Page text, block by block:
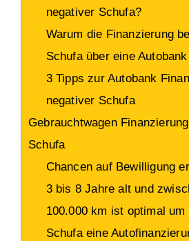
negativer Schufa?
Warum die Finanzierung
Schufa über eine
3 Tipps zur Autobank
negativer Schufa
Gebrauchtwagen
Schufa
Chancen auf Bewilligung
3 bis 8 Jahre alt und
100.000 km ist optimal
Schufa eine